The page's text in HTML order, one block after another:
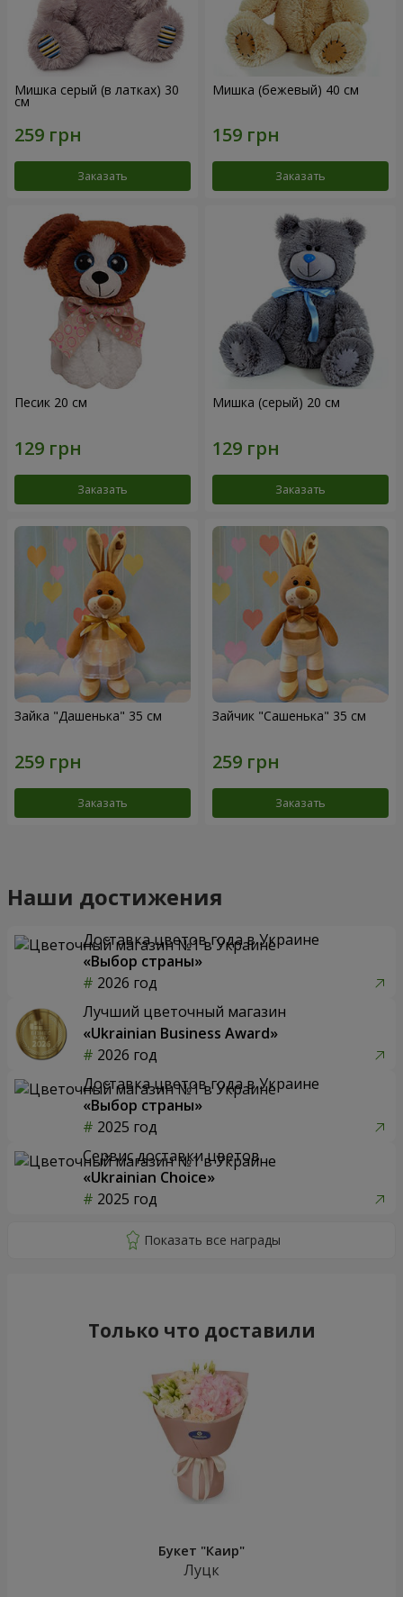
Мишка серый (в латках) 30
см
Заказать
Мишка (бежевый) 40 см
Заказать
Песик 20 см
Заказать
Мишка (серый) 20 см
Заказать
Зайка "Дашенька" 35 см
Заказать
Зайчик "Сашенька" 35 см
Заказать
Наши достижения
Доставка цветов года в Украине
«Выбор страны»
2026 год
Лучший цветочный магазин
«Ukrainian Business Award»
2026 год
Доставка цветов года в Украине
«Выбор страны»
2025 год
Сервис доставки цветов
«Ukrainian Choice»
2025 год
Только что доставили
Букет "Каир"
Луцк